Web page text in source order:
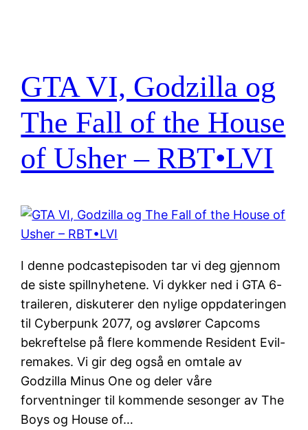
GTA VI, Godzilla og
The Fall of the House
of Usher – RBT•LVI
I denne podcastepisoden tar vi deg gjennom
de siste spillnyhetene. Vi dykker ned i GTA 6-
traileren, diskuterer den nylige oppdateringen
til Cyberpunk 2077, og avslører Capcoms
bekreftelse på flere kommende Resident Evil-
remakes. Vi gir deg også en omtale av
Godzilla Minus One og deler våre
forventninger til kommende sesonger av The
Boys og House of…